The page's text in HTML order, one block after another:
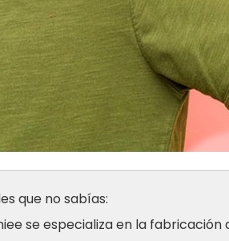
que no sabías:
se especializa en la